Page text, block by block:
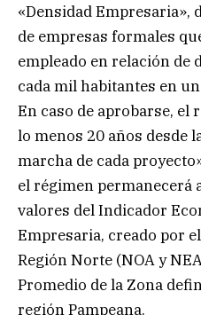
«Densidad Empresaria»,
de empresas formales
empleado en relación de
cada mil habitantes en
En caso de aprobarse, el
lo menos 20 años desde
marcha de cada
el régimen permanecerá
valores del Indicador
Empresaria, creado por
Región Norte (NOA y
Promedio de la Zona
región Pampeana.